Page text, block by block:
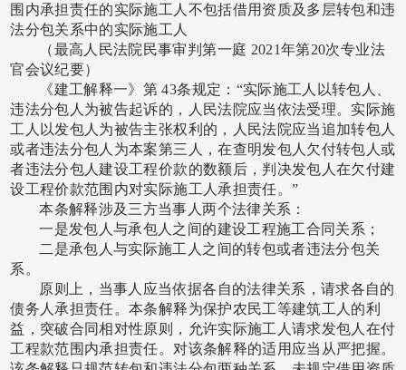
围内承担责任的实际施工人不包括借用资质及多层转包和违
法分包关系中的实际施工人
（最高人民法院民事审判第一庭 2021年第20次专业法
官会议纪要）
《建工解释一》第43条规定：“实际施工人以转包人、
违法分包人为被告起诉的，人民法院应当依法受理。实际施
工人以发包人为被告主张权利的，人民法院应当追加转包人
或者违法分包人为本案第三人，在查明发包人欠付转包人或
者违法分包人建设工程价款的数额后，判决发包人在欠付建
设工程价款范围内对实际施工人承担责任。”
本条解释涉及三方当事人两个法律关系：
一是发包人与承包人之间的建设工程施工合同关系；
二是承包人与实际施工人之间的转包或者违法分包关
系。
原则上，当事人应当依据各自的法律关系，请求各自的
债务人承担责任。本条解释为保护农民工等建筑工人的利
益，突破合同相对性原则，允许实际施工人请求发包人在付
工程款范围内承担责任。对该条解释的适用应当从严把握。